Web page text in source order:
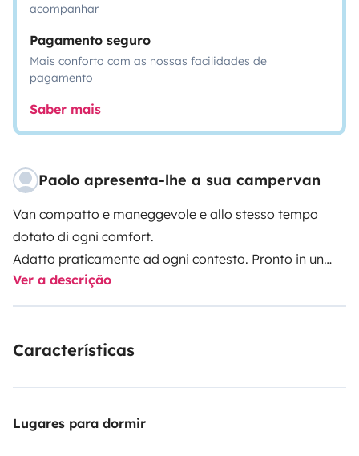
acompanhar
Pagamento seguro
Mais conforto com as nossas facilidades de
pagamento
Saber mais
Paolo apresenta-lhe a sua campervan
Van compatto e maneggevole e allo stesso tempo
dotato di ogni comfort.
Adatto praticamente ad ogni contesto. Pronto in un
attimo per una uscita decisa all'ultimo momento.
Lo si può parcheggiare in qualsiasi spazio, è
multipiano.
Ver a descrição
Características
Lugares para dormir